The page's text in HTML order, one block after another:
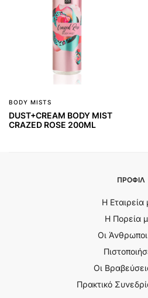
BODY MISTS
DUST+CREAM BODY MIST
CRAZED ROSE 200ML
ΠΡΟΦΙΛ
Η Εταιρεία
Η Πορεία
Οι
Οι
Πρακτικό